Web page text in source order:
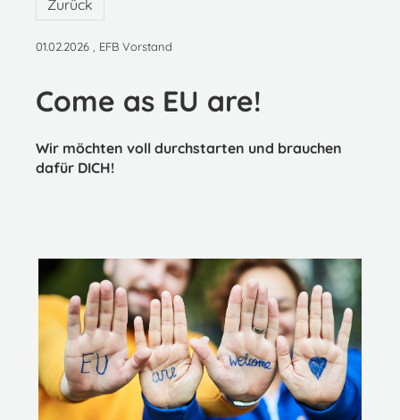
Zurück
01.02.2026 , EFB Vorstand
Come as EU are!
Wir möchten voll durchstarten und brauchen
dafür DICH!